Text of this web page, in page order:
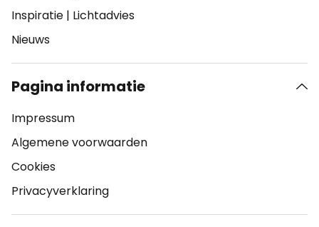
Inspiratie | Lichtadvies
Nieuws
Pagina informatie
Impressum
Algemene voorwaarden
Cookies
Privacyverklaring